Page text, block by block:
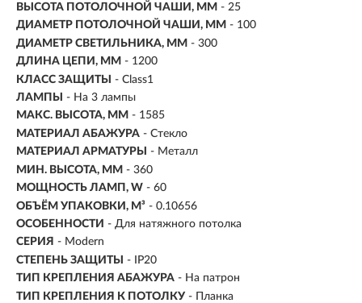
ВЫСОТА ПОТОЛОЧНОЙ ЧАШИ, ММ - 25
ДИАМЕТР ПОТОЛОЧНОЙ ЧАШИ, ММ - 100
ДИАМЕТР СВЕТИЛЬНИКА, ММ - 300
ДЛИНА ЦЕПИ, ММ - 1200
КЛАСС ЗАЩИТЫ
- Class1
ЛАМПЫ
- На 3 лампы
МАКС. ВЫСОТА, ММ - 1585
МАТЕРИАЛ АБАЖУРА - Стекло
МАТЕРИАЛ АРМАТУРЫ
- Металл
МИН. ВЫСОТА, ММ - 360
МОЩНОСТЬ ЛАМП, W - 60
ОБЪЁМ УПАКОВКИ, М³ - 0.10656
ОСОБЕННОСТИ - Для натяжного потолка
СЕРИЯ - Modern
СТЕПЕНЬ ЗАЩИТЫ
- IP20
ТИП КРЕПЛЕНИЯ АБАЖУРА - На патрон
ТИП КРЕПЛЕНИЯ К ПОТОЛКУ - Планка